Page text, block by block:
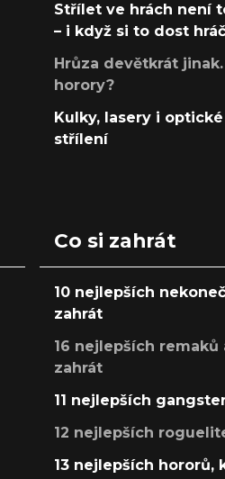
Střílet ve hrách není
– i když si to dost
Hrůza devětkrát
horory?
Kulky, lasery i
střílení
Co si zahrát
10 nejlepších
zahrát
16 nejlepších
zahrát
11 nejlepších
12 nejlepších
13 nejlepších hororů,